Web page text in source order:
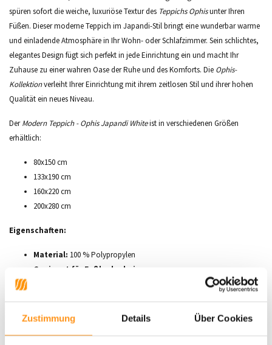
Zustimmung Details Über Cookies
spüren sofort die weiche, luxuriöse Textur des Teppichs Ophisunter Ihren
Füßen. Dieser moderne Teppich im Japandi-Stil bringt eine wunderbar warme
und einladende Atmosphäre in Ihr Wohn- oder Schlafzimmer. Sein schlichtes,
elegantes Design fügt sich perfekt in jede Einrichtung ein und macht Ihr
Zuhause zu einer wahren Oase der Ruhe und des Komforts. Die Ophis-
Kollektionverleiht Ihrer Einrichtung mit ihrem zeitlosen Stil und ihrer hohen
Qualität ein neues Niveau.
DerModern Teppich - Ophis Japandi Whiteist in verschiedenen Größen
erhältlich:
80x150 cm
133x190 cm
160x220 cm
200x280 cm
Eigenschaften:
Material: 100 % Polypropylen
Geeignet für Fußbodenheizung
Geräuschabsorbierend, antistatisch und antiallergisch